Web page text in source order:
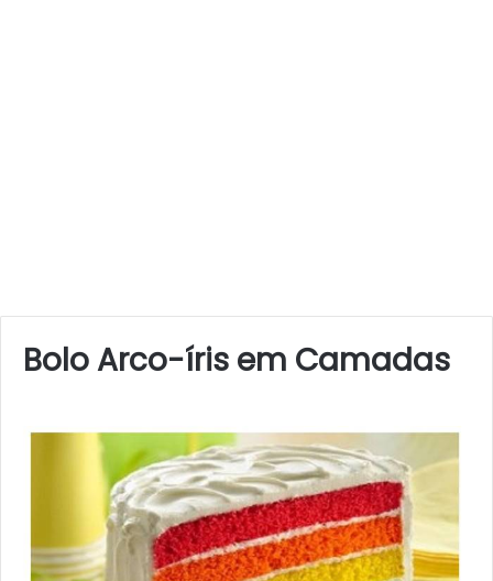
Bolo Arco-íris em Camadas